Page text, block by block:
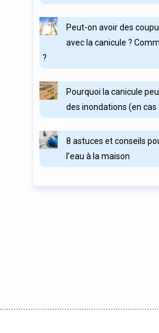
Peut-on avoir des
avec la canicule ?
?
Pourquoi la canicule
des inondations (en cas
8 astuces et conseils
l’eau à la maison